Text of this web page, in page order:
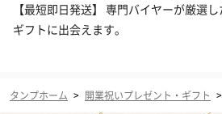
【最短即日発送】 専門バイヤーが厳選
ギフトに出会えます。
タンプホーム > 開業祝いプレゼント・ギフト >